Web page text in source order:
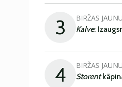
3 BIRŽAS
Kalve:
4 BIRŽAS
Storent